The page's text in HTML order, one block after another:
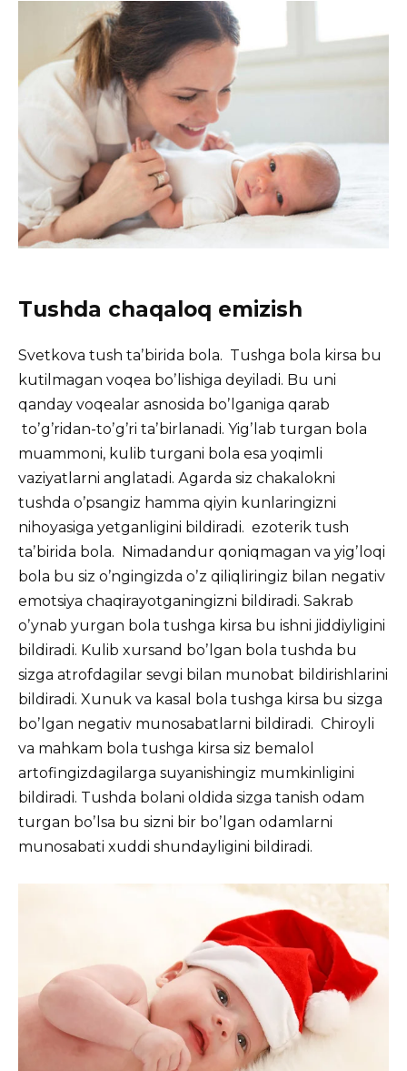
Tushda chaqaloq emizish
Svetkova tush taʼbirida bola. Tushga bola kirsa bu
kutilmagan voqea boʼlishiga deyiladi. Bu uni
qanday voqealar asnosida boʼlganiga qarab
toʼgʼridan-toʼgʼri taʼbirlanadi. Yigʼlab turgan bola
muammoni, kulib turgani bola esa yoqimli
vaziyatlarni anglatadi. Аgarda siz chakalokni
tushda oʼpsangiz hamma qiyin kunlaringizni
nihoyasiga yetganligini bildiradi. ezoterik tush
taʼbirida bola. Nimadandur qoniqmagan va yigʼloqi
bola bu siz oʼngingizda oʼz qiliqliringiz bilan negativ
emotsiya chaqirayotganingizni bildiradi. Sakrab
oʼynab yurgan bola tushga kirsa bu ishni jiddiyligini
bildiradi. Kulib xursand boʼlgan bola tushda bu
sizga atrofdagilar sevgi bilan munobat bildirishlarini
bildiradi. Xunuk va kasal bola tushga kirsa bu sizga
boʼlgan negativ munosabatlarni bildiradi. Chiroyli
va mahkam bola tushga kirsa siz bemalol
artofingizdagilarga suyanishingiz mumkinligini
bildiradi. Tushda bolani oldida sizga tanish odam
turgan boʼlsa bu sizni bir boʼlgan odamlarni
munosabati xuddi shundayligini bildiradi.